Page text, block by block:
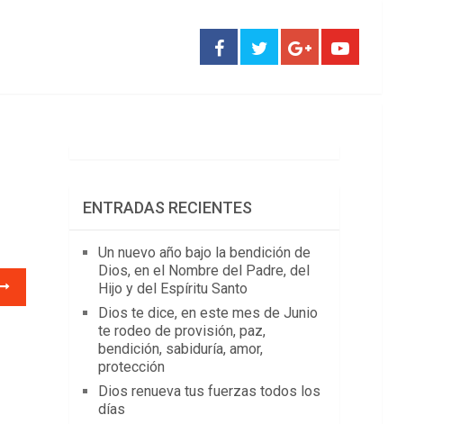
ENTRADAS RECIENTES
Un nuevo año bajo la bendición de
Dios, en el Nombre del Padre, del
Hijo y del Espíritu Santo
Dios te dice, en este mes de Junio
te rodeo de provisión, paz,
bendición, sabiduría, amor,
protección
Dios renueva tus fuerzas todos los
días